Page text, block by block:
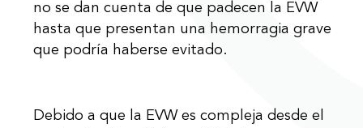
no se dan cuenta de que padecen la EVW
hasta que presentan una hemorragia grave
que podría haberse evitado.
Debido a que la EVW es compleja desde el